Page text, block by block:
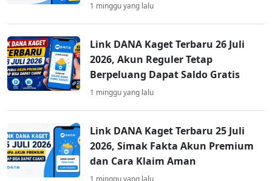
1 minggu yang lalu
Link DANA Kaget Terbaru 26 Juli
2026, Akun Reguler Tetap
Berpeluang Dapat Saldo Gratis
1 minggu yang lalu
Link DANA Kaget Terbaru 25 Juli
2026, Simak Fakta Akun Premium
dan Cara Klaim Aman